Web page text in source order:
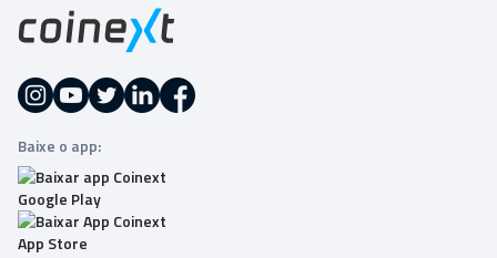
Baixe o app: